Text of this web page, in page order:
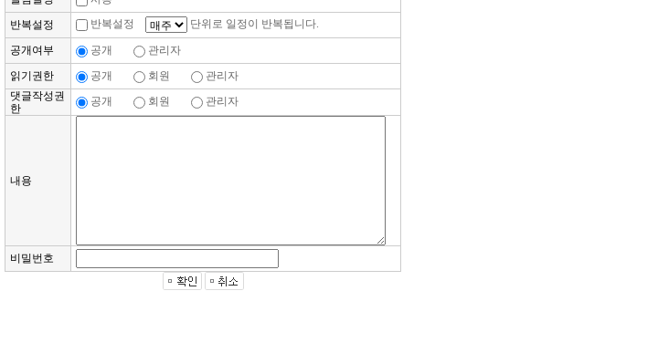
반복설정
반복설정 단위로 일정이 반복됩니다.
공개여부 공개
관리자
읽기권한
공개 회원
관리자
댓글작성권
한
공개 회원 관리자
내용
비밀번호